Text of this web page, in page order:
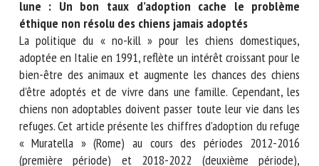
lune : Un bon taux d’adoption cache le problème
éthique non résolu des chiens jamais adoptés
La politique du « no-kill » pour les chiens domestiques,
adoptée en Italie en 1991, reflète un intérêt croissant pour
le bien-être des animaux et augmente les chances des
chiens d’être adoptés et de vivre dans une famille.
Cependant, les chiens non adoptables doivent passer toute
leur vie dans les refuges. Cet article présente les chiffres
d’adoption du refuge « Muratella » (Rome) au cours des
périodes 2012-2016 (première période) et 2018-2022
Organisme *
E-mail *
En soumettant ce formulaire, j'accepte que les